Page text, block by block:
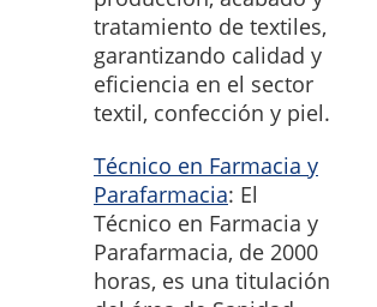
tratamiento de textiles,
garantizando calidad y
eficiencia en el sector
textil, confección y piel.
Técnico en Farmacia y
Parafarmacia: El
Técnico en Farmacia y
Parafarmacia, de 2000
horas, es una titulación